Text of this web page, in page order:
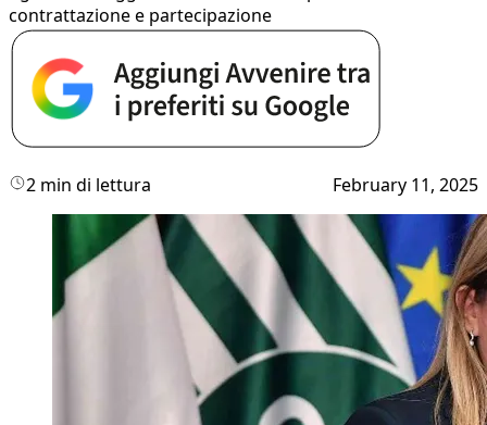
contrattazione e partecipazione
2 min di lettura February 11, 2025